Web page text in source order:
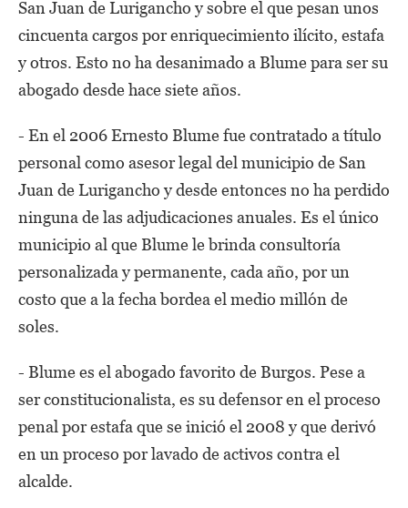
San Juan de Lurigancho y sobre el que pesan unos
cincuenta cargos por enriquecimiento ilícito, estafa
y otros. Esto no ha desanimado a Blume para ser su
abogado desde hace siete años.
- En el 2006 Ernesto Blume fue contratado a título
personal como asesor legal del municipio de San
Juan de Lurigancho y desde entonces no ha perdido
ninguna de las adjudicaciones anuales. Es el único
municipio al que Blume le brinda consultoría
personalizada y permanente, cada año, por un
costo que a la fecha bordea el medio millón de
soles.
- Blume es el abogado favorito de Burgos. Pese a
ser constitucionalista, es su defensor en el proceso
penal por estafa que se inició el 2008 y que derivó
en un proceso por lavado de activos contra el
alcalde.